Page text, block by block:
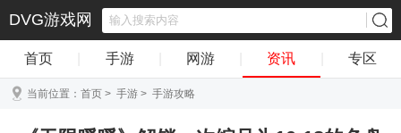
DVG游戏网
首页 手游 网游 资讯 专区
当前位置： 首页 > 手游 > 手游攻略